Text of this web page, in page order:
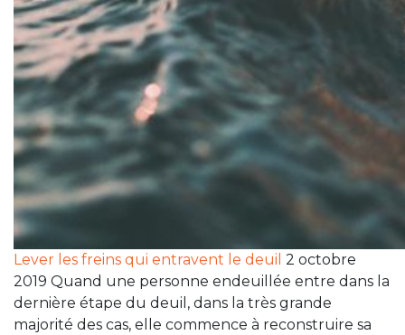
Lever les freins qui entravent le deuil 2 octobre
2019 Quand une personne endeuillée entre dans la
dernière étape du deuil, dans la très grande
majorité des cas, elle commence à reconstruire sa